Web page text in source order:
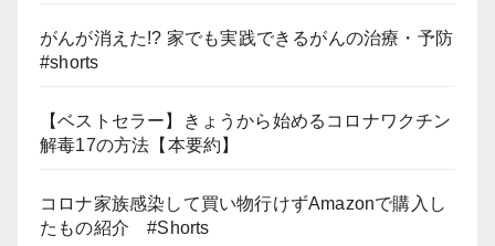
がんが消えた!? 家でも実践できるがんの治療・予防
#shorts
【ベストセラー】きょうから始めるコロナワクチン
解毒17の方法【本要約】
コロナ家族感染して買い物行けずAmazonで購入し
たもの紹介 #Shorts